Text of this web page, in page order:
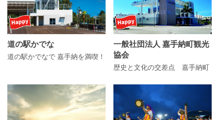
道の駅かでな
道の駅かでなで 嘉手納を満喫！
一般社団法人 嘉手納町観光
協会
歴史と文化の交差点 嘉手納町